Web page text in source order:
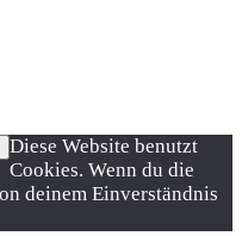
Nach
oben
scrollen
Diese Website benutzt
Cookies. Wenn du die
deinem Einverständnis